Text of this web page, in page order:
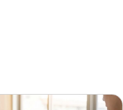
が一番危ない ― 2027